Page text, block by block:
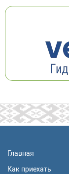
Главная
Как приехать